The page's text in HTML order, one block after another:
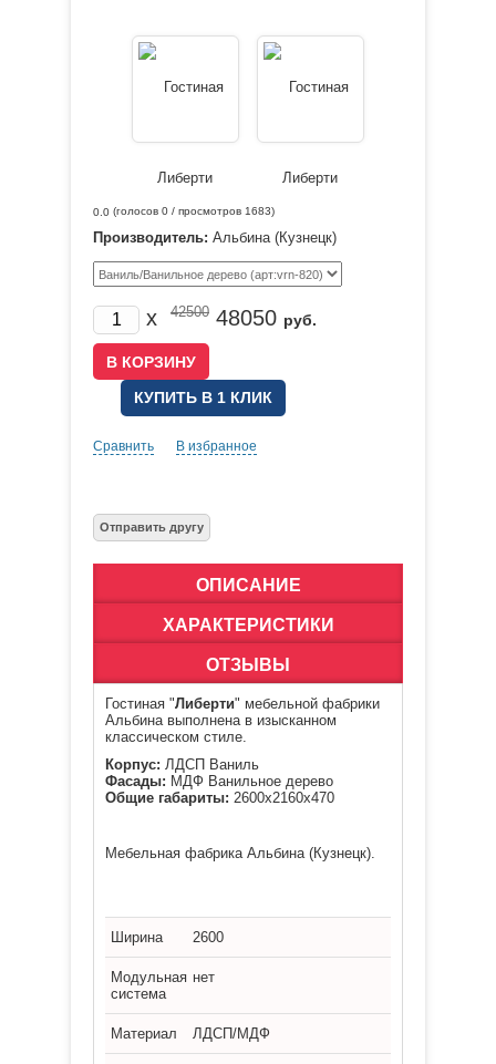
0.0 (голосов 0 / просмотров 1683)
Производитель: Альбина (Кузнецк)
x 42500 48050 руб.
КУПИТЬ В 1 КЛИК
Сравнить В избранное
ОПИСАНИЕ
ХАРАКТЕРИСТИКИ
ОТЗЫВЫ
Гостиная "Либерти" мебельной фабрики
Альбина выполнена в изысканном
классическом стиле.
Корпус: ЛДСП Ваниль
Фасады: МДФ Ванильное дерево
Общие габариты: 2600x2160x470
Мебельная фабрика Альбина (Кузнецк).
Ширина 2600
Модульная
система
нет
Материал ЛДСП/МДФ